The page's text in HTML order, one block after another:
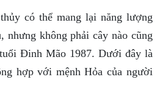
có thể mang lại năng lượng
nhưng không phải cây nào cũng
Đinh Mão 1987. Dưới đây là
hợp với mệnh Hỏa của người